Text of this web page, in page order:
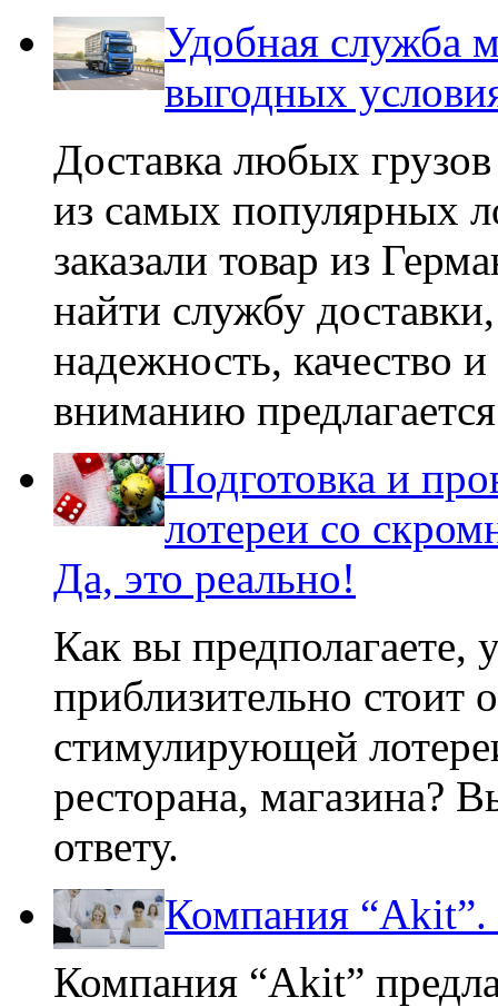
Удобная служба
выгодных
Доставка любых
из самых популярных
заказали товар из
найти службу
надежность, качество
вниманию
Подготовка и
лотереи со
Да, это реально!
Как вы предполагаете,
приблизительно стоит
стимулирующей
ресторана, магазина?
ответу.
Компания “Akit”.
Компания “Akit”